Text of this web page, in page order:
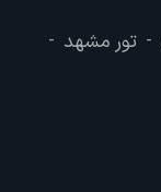
- تور مشهد -